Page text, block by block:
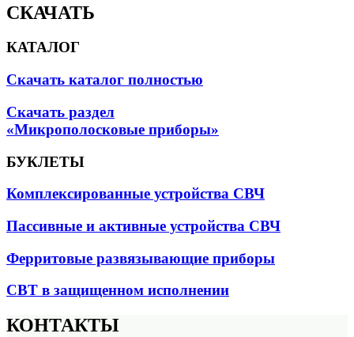
СКАЧАТЬ
КАТАЛОГ
Скачать каталог полностью
Скачать раздел
«Микрополосковые приборы»
БУКЛЕТЫ
Комплексированные устройства СВЧ
Пассивные и активные устройства СВЧ
Ферритовые развязывающие приборы
СВТ в защищенном исполнении
КОНТАКТЫ